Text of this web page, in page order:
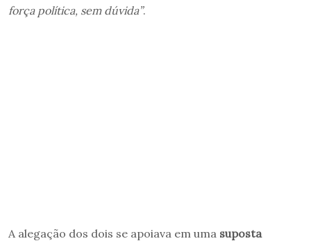
força política, sem dúvida”.
A alegação dos dois se apoiava em uma suposta